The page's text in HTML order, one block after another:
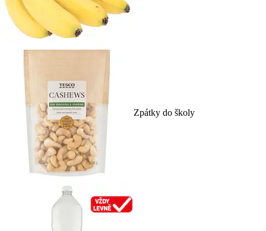
Zpátky do školy